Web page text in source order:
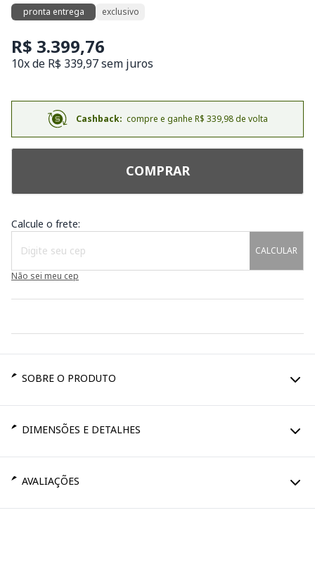
pronta entrega
exclusivo
R$ 3.399,76
10x de R$ 339,97 sem juros
Cashback: compre e ganhe R$ 339,98 de volta
COMPRAR
Calcule o frete:
CALCULAR
Não sei meu cep
SOBRE O PRODUTO
DIMENSÕES E DETALHES
AVALIAÇÕES